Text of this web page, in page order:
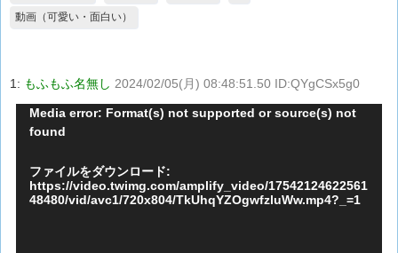
動画（可愛い・面白い）
1: もふもふ名無し 2024/02/05(月) 08:48:51.50 ID:QYgCSx5g0
動
画
プ
レ
Media error: Format(s) not supported or source(s) not
found
ファイルをダウンロード:
https://video.twimg.com/amplify_video/17542124622561
48480/vid/avc1/720x804/TkUhqYZOgwfzluWw.mp4?_=1